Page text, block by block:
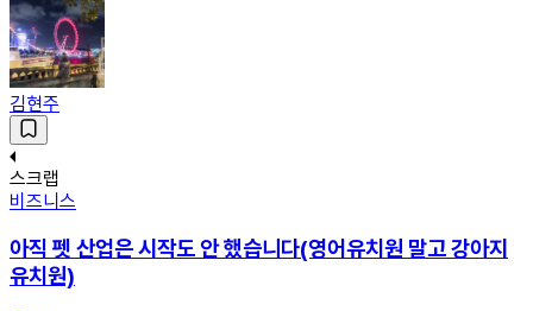
김현주
스크랩
비즈니스
아직 펫 산업은 시작도 안 했습니다(영어유치원 말고 강아지
유치원)